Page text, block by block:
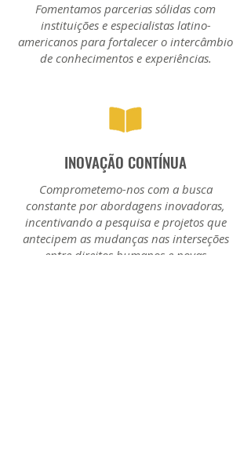
Fomentamos parcerias sólidas com
instituições e especialistas latino-
americanos para fortalecer o intercâmbio
de conhecimentos e experiências.
INOVAÇÃO CONTÍNUA
Comprometemo-nos com a busca
constante por abordagens inovadoras,
incentivando a pesquisa e projetos que
antecipem as mudanças nas interseções
entre direitos humanos e novas